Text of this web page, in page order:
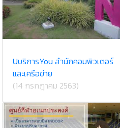
U​บริการ​You สำนักคอม​พิวเตอร์​
และ​เครือข่าย​
(14 กรกฎาคม 2563)